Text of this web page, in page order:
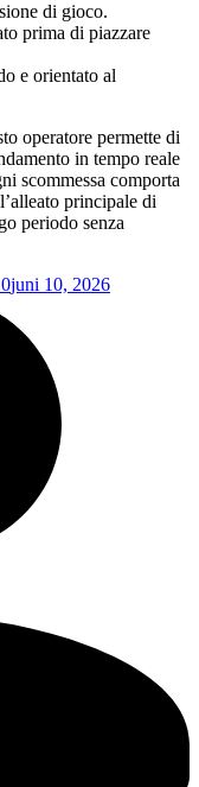
di gioco.
prima di piazzare
e orientato al
operatore permette di
in tempo reale
scommessa comporta
principale di
periodo senza
juni 10, 2026